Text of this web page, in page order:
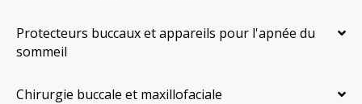
Protecteurs buccaux et appareils pour l'apnée du
sommeil
Chirurgie buccale et maxillofaciale